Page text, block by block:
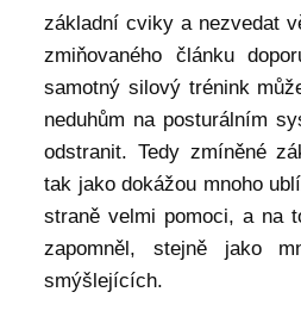
základní cviky a nezvedat
zmiňovaného článku
samotný silový trénink
neduhům na posturálním
odstranit. Tedy zmíněné
tak jako dokážou mnoho
straně velmi pomoci, a na
zapomněl, stejně jako
smýšlejících.